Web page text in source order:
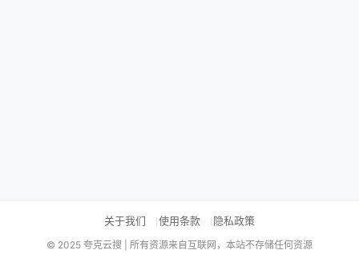
关于我们 使用条款 隐私政策
© 2025 夸克云搜 | 所有资源来自互联网，本站不存储任何资源